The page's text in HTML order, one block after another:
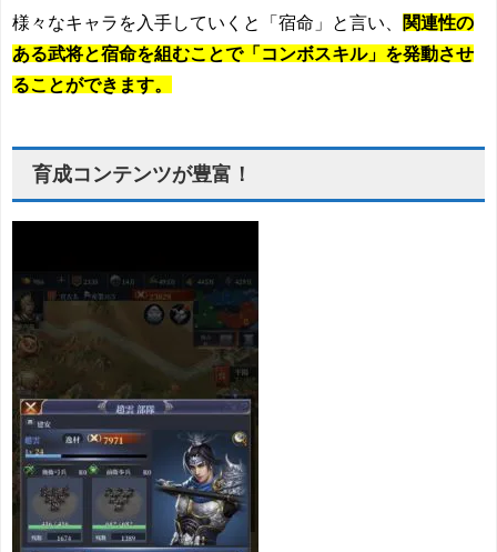
様々なキャラを入手していくと「宿命」と言い、
関連性の
ある武将と宿命を組むことで「コンボスキル」を発動させ
ることができます。
育成コンテンツが豊富！